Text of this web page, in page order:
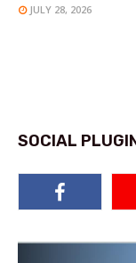
JULY 28, 2026
SOCIAL